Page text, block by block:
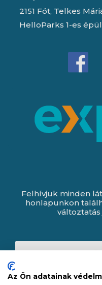
2151 Fót, Telkes
HelloParks 1-es
Felhívjuk minden
honlapunkon
Az Ön adatainak